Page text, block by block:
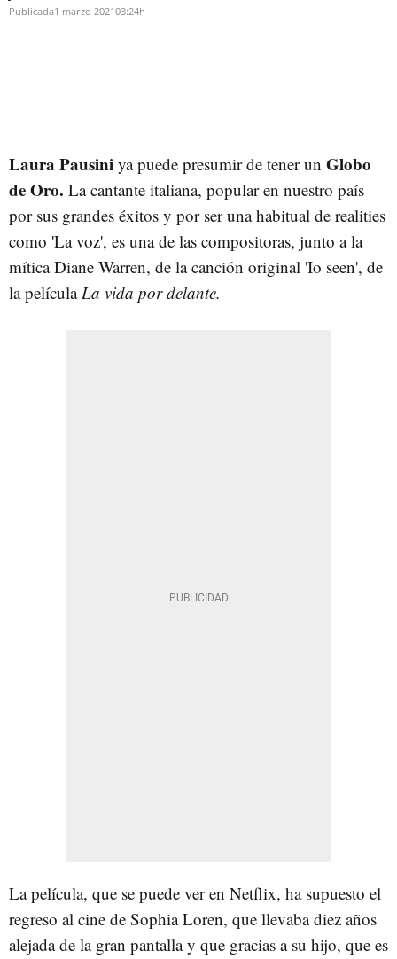
Publicada1 marzo 202103:24h
Laura Pausini ya puede presumir de tener un Globo
de Oro. La cantante italiana, popular en nuestro país
por sus grandes éxitos y por ser una habitual de realities
como 'La voz', es una de las compositoras, junto a la
mítica Diane Warren, de la canción original 'Io seen', de
la película La vida por delante.
La película, que se puede ver en Netflix, ha supuesto el
regreso al cine de Sophia Loren, que llevaba diez años
alejada de la gran pantalla y que gracias a su hijo, que es